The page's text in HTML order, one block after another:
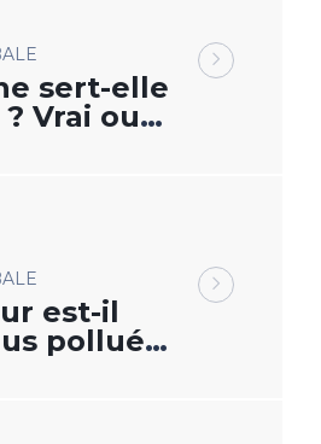
sert-elle
Vrai ou
est-il
pollué